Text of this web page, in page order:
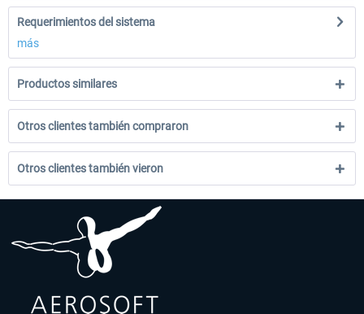
Requerimientos del sistema
más
Productos similares
Otros clientes también compraron
Otros clientes también vieron